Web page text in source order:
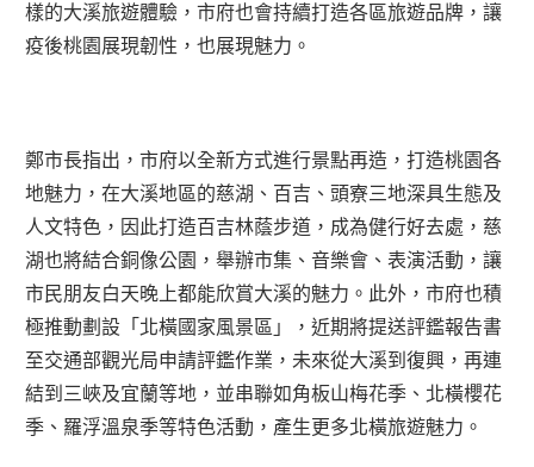
樣的大溪旅遊體驗，市府也會持續打造各區旅遊品牌，讓
疫後桃園展現韌性，也展現魅力。
鄭市長指出，市府以全新方式進行景點再造，打造桃園各
地魅力，在大溪地區的慈湖、百吉、頭寮三地深具生態及
人文特色，因此打造百吉林蔭步道，成為健行好去處，慈
湖也將結合銅像公園，舉辦市集、音樂會、表演活動，讓
市民朋友白天晚上都能欣賞大溪的魅力。此外，市府也積
極推動劃設「北橫國家風景區」，近期將提送評鑑報告書
至交通部觀光局申請評鑑作業，未來從大溪到復興，再連
結到三峽及宜蘭等地，並串聯如角板山梅花季、北橫櫻花
季、羅浮溫泉季等特色活動，產生更多北橫旅遊魅力。